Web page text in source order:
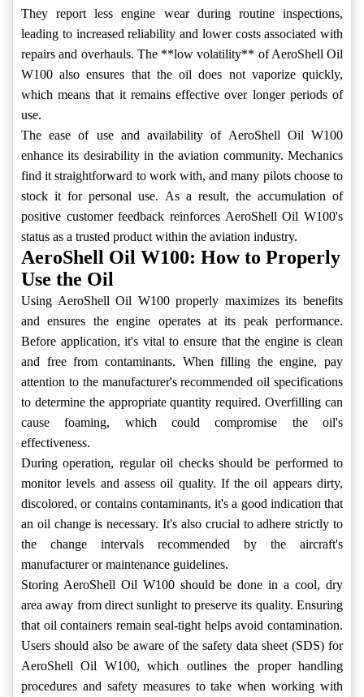
They report less engine wear during routine inspections,
leading to increased reliability and lower costs associated with
repairs and overhauls. The **low volatility** of AeroShell Oil
W100 also ensures that the oil does not vaporize quickly,
which means that it remains effective over longer periods of
use.
The ease of use and availability of AeroShell Oil W100
enhance its desirability in the aviation community. Mechanics
find it straightforward to work with, and many pilots choose to
stock it for personal use. As a result, the accumulation of
positive customer feedback reinforces AeroShell Oil W100's
status as a trusted product within the aviation industry.
AeroShell Oil W100: How to Properly
Use the Oil
Using AeroShell Oil W100 properly maximizes its benefits
and ensures the engine operates at its peak performance.
Before application, it's vital to ensure that the engine is clean
and free from contaminants. When filling the engine, pay
attention to the manufacturer's recommended oil specifications
to determine the appropriate quantity required. Overfilling can
cause foaming, which could compromise the oil's
effectiveness.
During operation, regular oil checks should be performed to
monitor levels and assess oil quality. If the oil appears dirty,
discolored, or contains contaminants, it's a good indication that
an oil change is necessary. It's also crucial to adhere strictly to
the change intervals recommended by the aircraft's
manufacturer or maintenance guidelines.
Storing AeroShell Oil W100 should be done in a cool, dry
area away from direct sunlight to preserve its quality. Ensuring
that oil containers remain seal-tight helps avoid contamination.
Users should also be aware of the safety data sheet (SDS) for
AeroShell Oil W100, which outlines the proper handling
procedures and safety measures to take when working with